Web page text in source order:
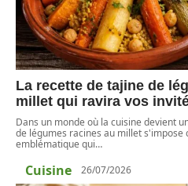
La recette de tajine de
millet qui ravira vos
Dans un monde où la cuisine devient
de légumes racines au millet s'impose
emblématique qui…
Cuisine 26/07/2026